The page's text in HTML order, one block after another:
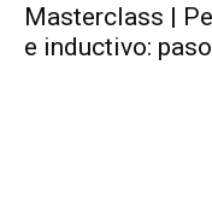
Masterclass |
e inductivo: